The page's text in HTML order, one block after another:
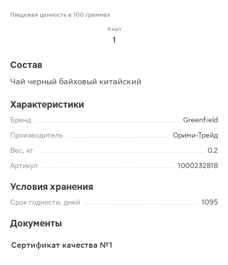
Пищевая ценность в 100 граммах
Ккал
1
Состав
Чай черный байховый китайский
Характеристики
Бренд
Greenfield
Производитель
Орими-Трейд
Вес, кг
0.2
Артикул
1000232818
Условия хранения
Срок годности, дней 1095
Документы
Сертификат качества №1